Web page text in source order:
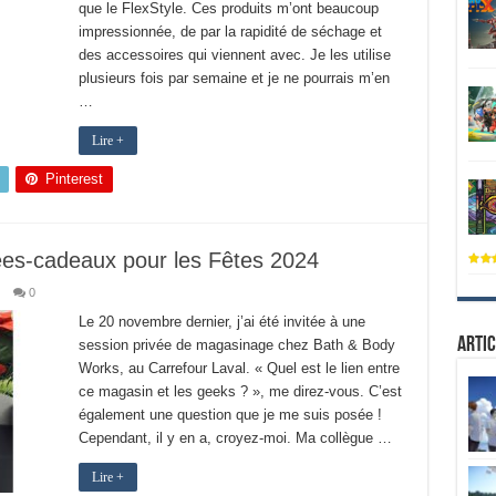
que le FlexStyle. Ces produits m’ont beaucoup
impressionnée, de par la rapidité de séchage et
des accessoires qui viennent avec. Je les utilise
plusieurs fois par semaine et je ne pourrais m’en
…
Lire +
Pinterest
cadeaux pour les Fêtes 2024
0
Le 20 novembre dernier, j’ai été invitée à une
session privée de magasinage chez Bath & Body
Works, au Carrefour Laval. « Quel est le lien entre
ce magasin et les geeks ? », me direz-vous. C’est
également une question que je me suis posée !
Cependant, il y en a, croyez-moi. Ma collègue …
Lire +